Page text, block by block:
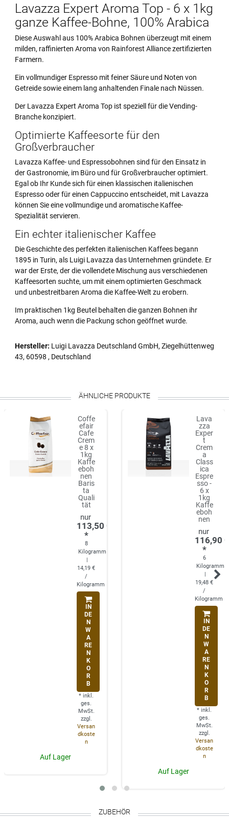
Lavazza Expert Aroma Top - 6 x 1kg
ganze Kaffee-Bohne, 100% Arabica
Diese Auswahl aus 100% Arabica Bohnen überzeugt mit einem
milden, raffinierten Aroma von Rainforest Alliance zertifizierten
Farmern.
Ein vollmundiger Espresso mit feiner Säure und Noten von
Getreide sowie einem lang anhaltenden Finale nach Nüssen.
Der Lavazza Expert Aroma Top ist speziell für die Vending-
Branche konzipiert.
Optimierte Kaffeesorte für den
Großverbraucher
Lavazza Kaffee- und Espressobohnen sind für den Einsatz in
der Gastronomie, im Büro und für Großverbraucher optimiert.
Egal ob Ihr Kunde sich für einen klassischen italienischen
Espresso oder für einen Cappuccino entscheidet, mit Lavazza
können Sie eine vollmundige und aromatische Kaffee-
Spezialität servieren.
Ein echter italienischer Kaffee
Die Geschichte des perfekten italienischen Kaffees begann
1895 in Turin, als Luigi Lavazza das Unternehmen gründete. Er
war der Erste, der die vollendete Mischung aus verschiedenen
Kaffeesorten suchte, um mit einem optimierten Geschmack
und unbestreitbaren Aroma die Kaffee-Welt zu erobern.
Im praktischen 1kg Beutel behalten die ganzen Bohnen ihr
Aroma, auch wenn die Packung schon geöffnet wurde.
Hersteller: Luigi Lavazza Deutschland GmbH, Ziegelhüttenweg
43, 60598 , Deutschland
ÄHNLICHE PRODUKTE
Coffe
efair
Cafe
Crem
e 8 x
1kg
Kaffe
eboh
nen
Baris
ta
Quali
tät
113,50 €
*
8
Kilogramm
|
14,19 €
/
Kilogramm
IN
DE
N
W
A
RE
N
K
O
R
B
* inkl.
ges.
MwSt.
zzgl.
Versan
dkoste
n
Auf Lager
Lava
zza
Exper
t
Crem
a
Class
ica
Espre
sso -
6 x
1kg
Kaffe
eboh
nen
116,90
*
6
Kilogramm
|
19,48 €
/
Kilogramm
IN
DE
N
W
A
RE
N
K
O
R
B
* inkl.
ges.
MwSt.
zzgl.
Versan
dkoste
n
Auf Lager
ZUBEHÖR